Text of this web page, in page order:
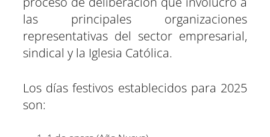
las principales organizaciones
representativas del sector empresarial,
sindical y la Iglesia Católica.
Los días festivos establecidos para 2025
son: